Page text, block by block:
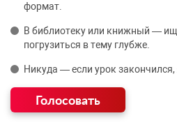
формат.
В библиотеку или книжный —
погрузиться в тему глубже.
Никуда — если урок